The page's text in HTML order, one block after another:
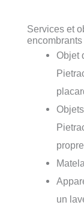
Services et
encombrants
Objet
un